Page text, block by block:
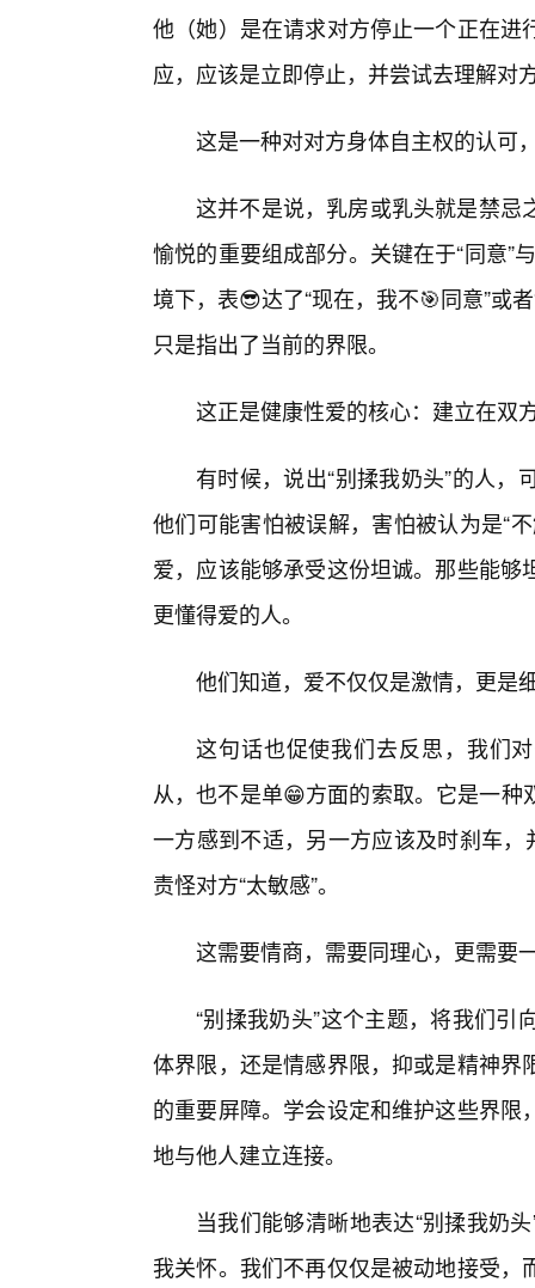
他（她）是在请求对方停止一个正在
应，应该是立即停止，并尝试去理解对
这是一种对对方身体自主权的认可
这并不是说，乳房或乳头就是禁忌
愉悦的重要组成部分。关键在于“同意”
境下，表😎达了“现在，我不🎯同意”或
只是指出了当前的界限。
这正是健康性爱的核心：建立在双
有时候，说出“别揉我奶头”的人
他们可能害怕被误解，害怕被认为是“
爱，应该能够承受这份坦诚。那些能
更懂得爱的人。
他们知道，爱不仅仅是激情，更是
这句话也促使我们去反思，我们
从，也不是单😁方面的索取。它是一
一方感到不适，另一方应该及时刹车
责怪对方“太敏感”。
这需要情商，需要同理心，更需要
“别揉我奶头”这个主题，将我们
体界限，还是情感界限，抑或是精神
的重要屏障。学会设定和维护这些界
地与他人建立连接。
当我们能够清晰地表达“别揉我奶
我关怀。我们不再仅仅是被动地接受